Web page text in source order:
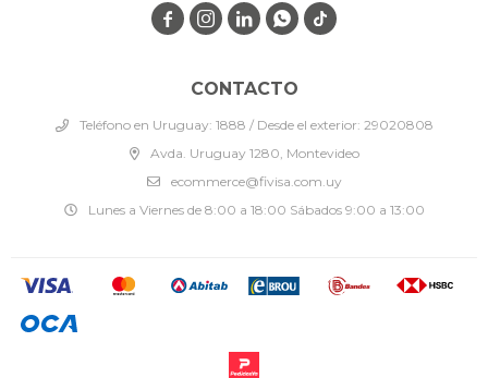
CONTACTO
Teléfono en Uruguay: 1888 / Desde el exterior: 29020808
Avda. Uruguay 1280, Montevideo
ecommerce@fivisa.com.uy
Lunes a Viernes de 8:00 a 18:00 Sábados 9:00 a 13:00
   